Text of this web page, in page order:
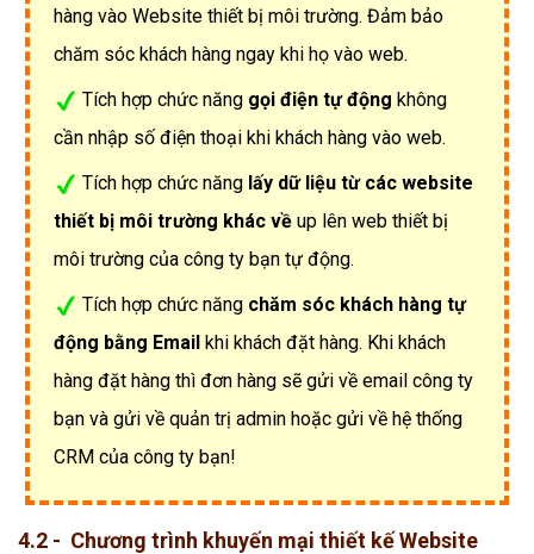
hàng vào Website thiết bị môi trường. Đảm bảo
chăm sóc khách hàng ngay khi họ vào web.
Tích hợp chức năng gọi điện tự động không
cần nhập số điện thoại khi khách hàng vào web.
Tích hợp chức năng lấy dữ liệu từ các website
thiết bị môi trường khác về up lên web thiết bị
môi trường của công ty bạn tự động.
Tích hợp chức năng chăm sóc khách hàng tự
động bằng Email khi khách đặt hàng. Khi khách
hàng đặt hàng thì đơn hàng sẽ gửi về email công ty
bạn và gửi về quản trị admin hoặc gửi về hệ thống
CRM của công ty bạn!
4.2 - Chương trình khuyến mại thiết kế Website